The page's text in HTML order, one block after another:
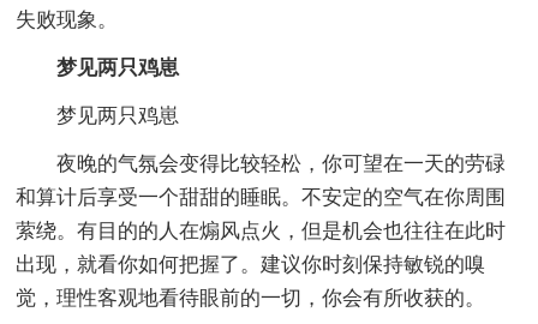
失败现象。
梦见两只鸡崽
梦见两只鸡崽
夜晚的气氛会变得比较轻松，你可望在一天的劳碌
和算计后享受一个甜甜的睡眠。不安定的空气在你周围
萦绕。有目的的人在煽风点火，但是机会也往往在此时
出现，就看你如何把握了。建议你时刻保持敏锐的嗅
觉，理性客观地看待眼前的一切，你会有所收获的。